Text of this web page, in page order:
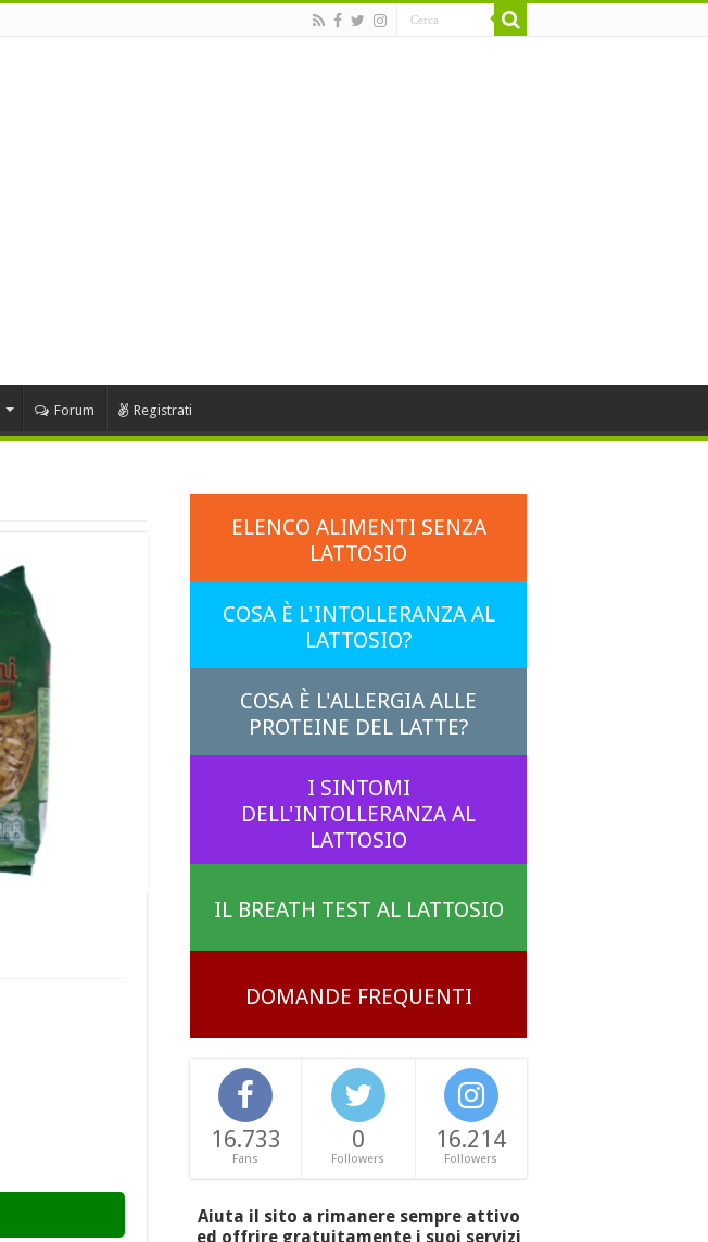
Forum Registrati
ELENCO ALIMENTI SENZA
LATTOSIO
COSA È L'INTOLLERANZA AL
LATTOSIO?
COSA È L'ALLERGIA ALLE
PROTEINE DEL LATTE?
I SINTOMI
DELL'INTOLLERANZA AL
LATTOSIO
IL BREATH TEST AL LATTOSIO
DOMANDE FREQUENTI
16.733
Fans
0
Followers
16.214
Followers
Aiuta il sito a rimanere sempre attivo
ed offrire gratuitamente i suoi servizi